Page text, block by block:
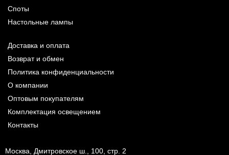
Споты
Настольные лампы
Доставка и оплата
Возврат и обмен
Политика конфиденциальности
О компании
Оптовым покупателям
Комплектация освещением
Контакты
Москва, Дмитровское ш., 100, стр. 2